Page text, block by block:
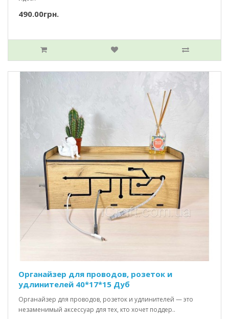
490.00грн.
Органайзер для проводов, розеток и
удлинителей 40*17*15 Дуб
Органайзер для проводов, розеток и удлинителей — это
незаменимый аксессуар для тех, кто хочет поддер..